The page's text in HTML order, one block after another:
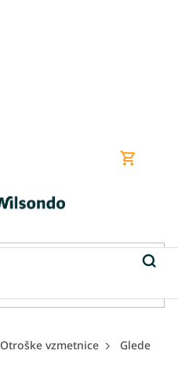
Otroške vzmetnice
Glede